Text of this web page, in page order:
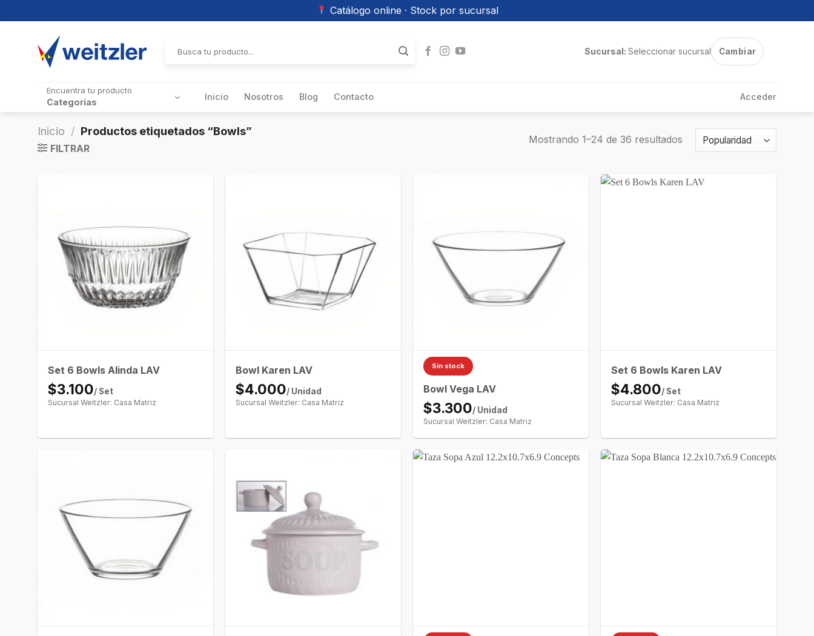
Catálogo online · Stock por sucursal
por:
Sucursal: Seleccionar sucursal Cambiar
Encuentra tu producto
Categorías Inicio Nosotros Blog Contacto Acceder
Inicio / Productos etiquetados “Bowls”
FILTRAR
Mostrando 1–24 de 36 resultados
Set 6 Bowls Alinda LAV
$3.100/ Set
Sucursal Weitzler: Casa Matriz
Bowl Karen LAV
$4.000/ Unidad
Sucursal Weitzler: Casa Matriz
Sin stock
Bowl Vega LAV
$3.300/ Unidad
Sucursal Weitzler: Casa Matriz
Set 6 Bowls Karen LAV
$4.800/ Set
Sucursal Weitzler: Casa Matriz